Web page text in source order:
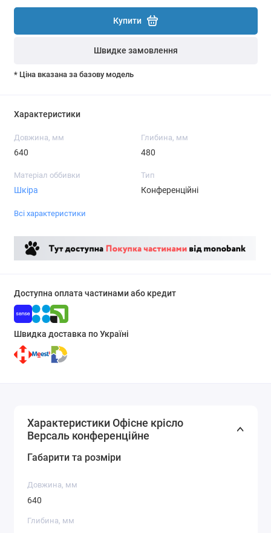
Купити
Швидке замовлення
* Ціна вказана за базову модель
Характеристики
Довжина, мм
640
Глибина, мм
480
Матеріал оббивки
Шкіра
Тип
Конференційні
Всі характеристики
Доступна оплата частинами або кредит
Швидка доставка по Україні
Характеристики Офісне крісло
Версаль конференційне
Габарити та розміри
Довжина, мм
640
Глибина, мм